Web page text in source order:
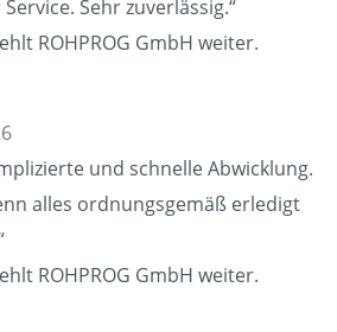
Service. Sehr zuverlässig.“
ROHPROG GmbH weiter.
und schnelle Abwicklung.
alles ordnungsgemäß erledigt
ROHPROG GmbH weiter.